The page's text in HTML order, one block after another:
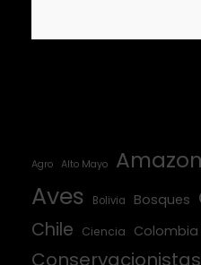
Agro Alto Mayo
Aves Bolivia Bosques
Chile
Ciencia Colombia